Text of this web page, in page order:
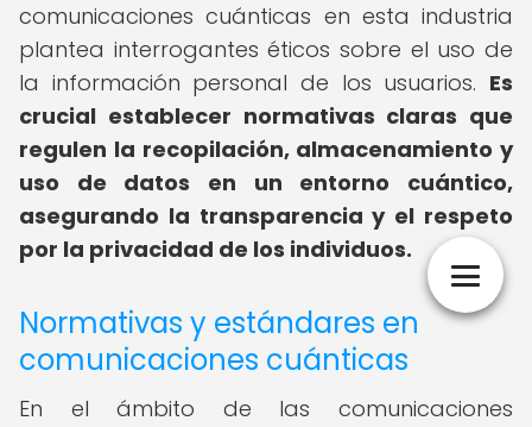
comunicaciones cuánticas en esta industria
plantea interrogantes éticos sobre el uso de
la información personal de los usuarios. Es
crucial establecer normativas claras que
regulen la recopilación, almacenamiento y
uso de datos en un entorno cuántico,
asegurando la transparencia y el respeto
por la privacidad de los individuos.
Normativas y estándares en
comunicaciones cuánticas
En el ámbito de las comunicaciones